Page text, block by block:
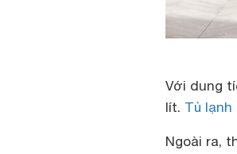
Với dung
lít. Tủ lạnh
Ngoài ra,